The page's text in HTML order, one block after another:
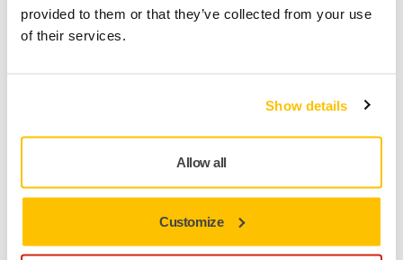
provided to them or that they’ve collected from your use
of their services.
Show details
Allow all
Customize